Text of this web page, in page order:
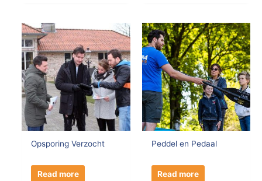
Opsporing Verzocht
Read more
Peddel en Pedaal
Read more